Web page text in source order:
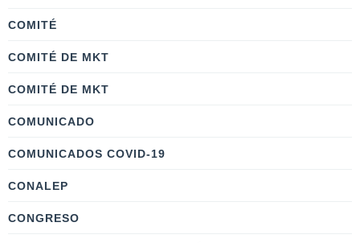
COMITÉ
COMITÉ DE MKT
COMITÉ DE MKT
COMUNICADO
COMUNICADOS COVID-19
CONALEP
CONGRESO